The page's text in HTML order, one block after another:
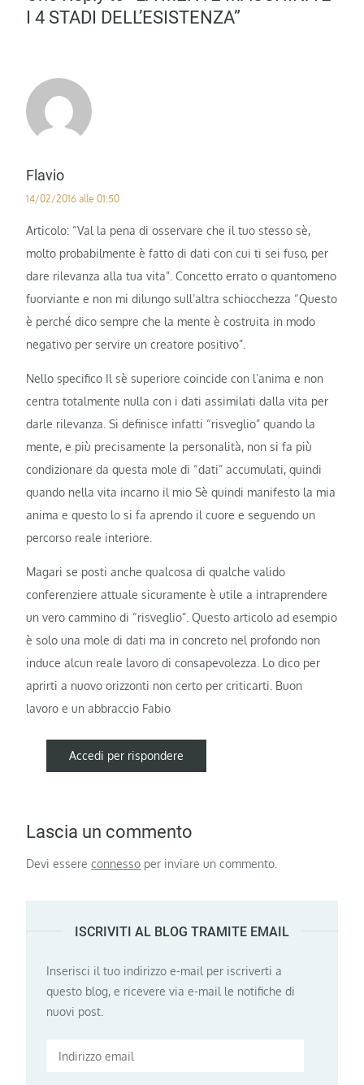
I 4 STADI DELL’ESISTENZA”
Flavio
14/02/2016 alle 01:50
Articolo: “Val la pena di osservare che il tuo stesso sè,
molto probabilmente è fatto di dati con cui ti sei fuso, per
dare rilevanza alla tua vita”. Concetto errato o quantomeno
fuorviante e non mi dilungo sull’altra schiocchezza “Questo
è perché dico sempre che la mente è costruita in modo
negativo per servire un creatore positivo”.
Nello specifico Il sè superiore coincide con l’anima e non
centra totalmente nulla con i dati assimilati dalla vita per
darle rilevanza. Si definisce infatti “risveglio” quando la
mente, e più precisamente la personalità, non si fa più
condizionare da questa mole di “dati” accumulati, quindi
quando nella vita incarno il mio Sè quindi manifesto la mia
anima e questo lo si fa aprendo il cuore e seguendo un
percorso reale interiore.
Magari se posti anche qualcosa di qualche valido
conferenziere attuale sicuramente è utile a intraprendere
un vero cammino di “risveglio”. Questo articolo ad esempio
è solo una mole di dati ma in concreto nel profondo non
induce alcun reale lavoro di consapevolezza. Lo dico per
aprirti a nuovo orizzonti non certo per criticarti. Buon
lavoro e un abbraccio Fabio
Accedi per rispondere
Lascia un commento
Devi essereconnesso per inviare un commento.
ISCRIVITI AL BLOG TRAMITE EMAIL
Inserisci il tuo indirizzo e-mail per iscriverti a
questo blog, e ricevere via e-mail le notifiche di
nuovi post.
Indirizzo